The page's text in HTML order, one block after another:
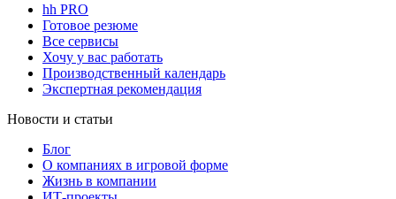
hh PRO
Готовое резюме
Все сервисы
Хочу у вас работать
Производственный календарь
Экспертная рекомендация
Новости и статьи
Блог
О компаниях в игровой форме
Жизнь в компании